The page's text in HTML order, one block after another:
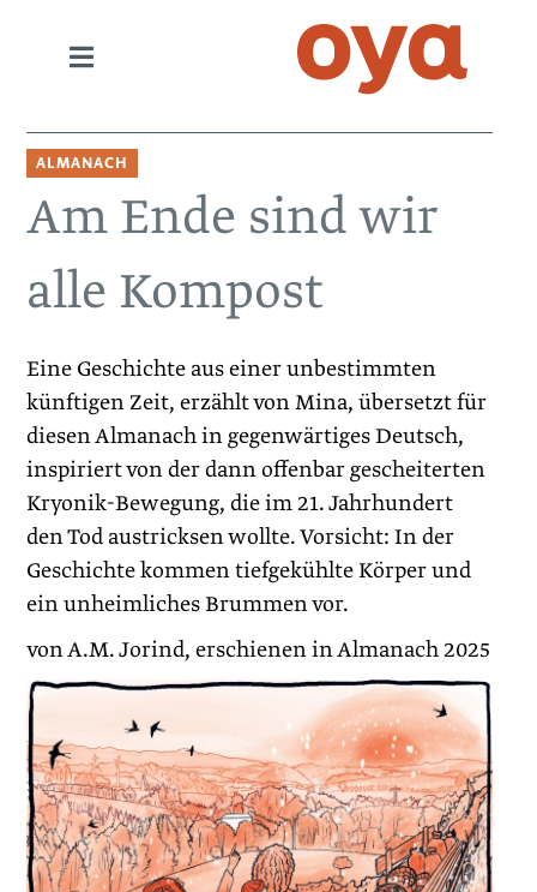
ALMANACH
Am Ende sind wir
alle Kompost
Eine Geschichte aus einer unbestimmten
künftigen Zeit, erzählt von Mina, übersetzt für
diesen Almanach in gegenwärtiges Deutsch,
inspiriert von der dann offenbar gescheiterten
Kryonik-Bewegung, die im 21. Jahrhundert
den Tod austricksen wollte. Vorsicht: In der
Geschichte kommen tiefgekühlte Körper und
ein unheimliches Brummen vor.
von A.M. Jorind, erschienen in Almanach 2025